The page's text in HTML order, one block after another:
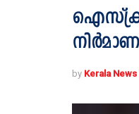
by Kerala News